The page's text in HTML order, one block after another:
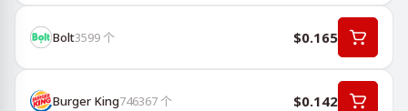
Bolt3599个 $0.165
Burger King746367个 $0.142